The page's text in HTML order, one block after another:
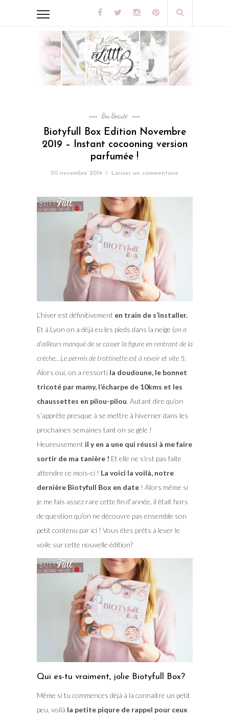
Box Beauté
Biotyfull Box Edition Novembre
2019 – Instant cocooning version
parfumée !
20 novembre 2019 / Laisser un commentaire
L’hiver est définitivement en train de s’installer.
Et à Lyon on a déjà eu les pieds dans la neige (on a
d’ailleurs manqué de se casser la figure en rentrant de la
crèche…Le permis de trottinette est à revoir et vite !).
Alors oui, on a ressortila doudoune, le bonnet
tricoté par mamy, l’écharpe de 10kms et les
chaussettes en pilou-pilou. Autant dire qu’on
s’apprête presque à se mettre à hiverner dans les
prochaines semaines tant on se gèle !
Heureusement il y en a une qui réussi à me faire
sortir de ma tanière ! Et elle ne s’est pas faite
attendre ce mois-ci ! La voici la voilà, notre
dernière Biotyfull Box en date! Alors même si
je me fais assez rare cette fin d’année, il était hors
de question qu’on ne découvre pas ensemble son
petit contenu par ici ! Vous êtes prêts à lever le
voile sur cette nouvelle édition?
Qui es-tu vraiment, jolie Biotyfull Box?
Même si tu commences déjà à la connaitre un petit
peu, voilà la petite piqure de rappel pour ceux